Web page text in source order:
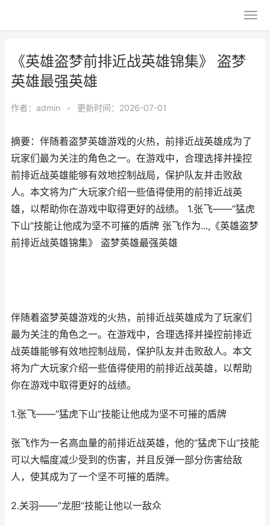
《英雄盗梦前排近战英雄锦集》 盗梦
英雄最强英雄
作者： admin • 更新时间：2026-07-01
摘要：伴随着盗梦英雄游戏的火热，前排近战英雄成为了
玩家们最为关注的角色之一。在游戏中，合理选择并操控
前排近战英雄能够有效地控制战局，保护队友并击败敌
人。本文将为广大玩家介绍一些值得使用的前排近战英
雄，以帮助你在游戏中取得更好的战绩。 1.张飞——“猛虎
下山”技能让他成为坚不可摧的盾牌 张飞作为...,《英雄盗梦
前排近战英雄锦集》 盗梦英雄最强英雄
伴随着盗梦英雄游戏的火热，前排近战英雄成为了玩家们
最为关注的角色之一。在游戏中，合理选择并操控前排近
战英雄能够有效地控制战局，保护队友并击败敌人。本文
将为广大玩家介绍一些值得使用的前排近战英雄，以帮助
你在游戏中取得更好的战绩。
1.张飞——“猛虎下山”技能让他成为坚不可摧的盾牌
张飞作为一名高血量的前排近战英雄，他的“猛虎下山”技能
可以大幅度减少受到的伤害，并且反弹一部分伤害给敌
人，使其成为了一个坚不可摧的盾牌。
2.关羽——“龙胆”技能让他以一敌众